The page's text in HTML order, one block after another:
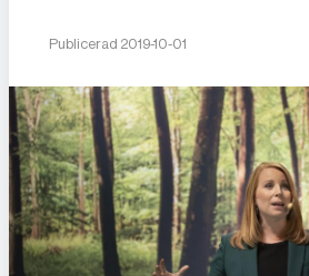
Publicerad 2019-10-01